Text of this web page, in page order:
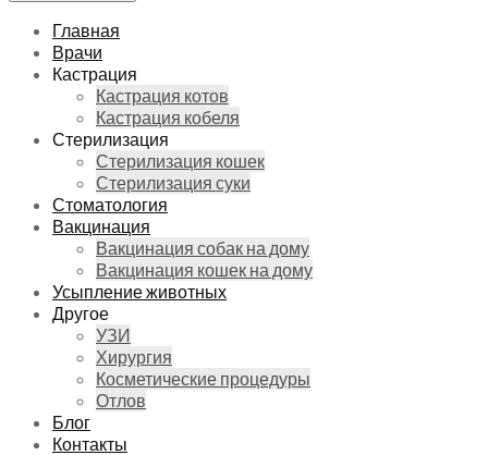
Главная
Врачи
Кастрация
Кастрация котов
Кастрация кобеля
Стерилизация
Стерилизация кошек
Стерилизация суки
Стоматология
Вакцинация
Вакцинация собак на дому
Вакцинация кошек на дому
Усыпление животных
Другое
УЗИ
Хирургия
Косметические процедуры
Отлов
Блог
Контакты